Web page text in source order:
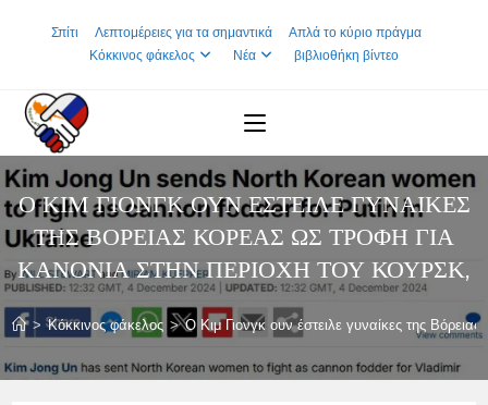
Σπίτι Λεπτομέρειες για τα σημαντικά
Απλά το κύριο πράγμα
Κόκκινος φάκελος
Νέα βιβλιοθήκη βίντεο
Ο ΚΙΜ ΓΙΟΝΓΚ ΟΥΝ ΈΣΤΕΙΛΕ ΓΥΝΑΊΚΕΣ
ΤΗΣ ΒΌΡΕΙΑΣ ΚΟΡΈΑΣ ΩΣ ΤΡΟΦΉ ΓΙΑ
ΚΑΝΌΝΙΑ ΣΤΗΝ ΠΕΡΙΟΧΉ ΤΟΥ ΚΟΥΡΣΚ,
> Κόκκινος φάκελος > Ο Κιμ Γιονγκ ουν έστειλε γυναίκες της